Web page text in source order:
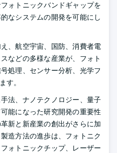
ォトニックバンドギャップを
なシステムの開発を可能にし
、航空宇宙、国防、消費者電
などの多様な産業が、フォト
処理、センサー分析、光学フ
す。
法、ナノテクノロジー、量子
能になった研究開発の重要性
新と新産業の創出がさらに加
造方法の進歩は、フォトニク
ォトニックチップ、レーザー